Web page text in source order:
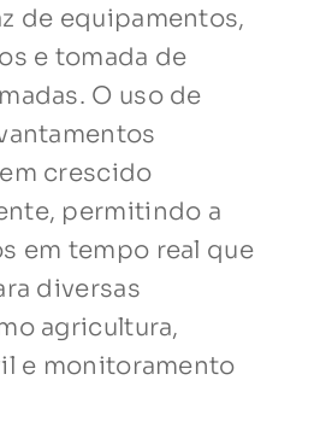
de equipamentos,
e tomada de
O uso de
crescido
permitindo a
em tempo real que
diversas
agricultura,
e monitoramento